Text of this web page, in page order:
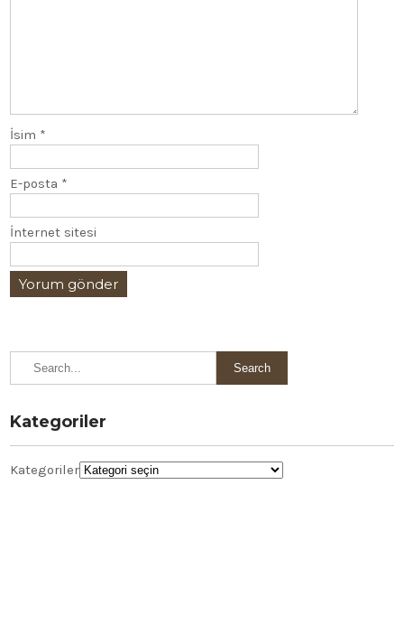
İsim *
E-posta *
İnternet sitesi
Kategoriler
Kategoriler